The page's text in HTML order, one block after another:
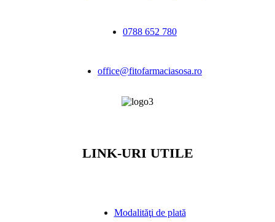
0788 652 780
office@fitofarmaciasosa.ro
LINK-URI UTILE
Modalităţi de plată